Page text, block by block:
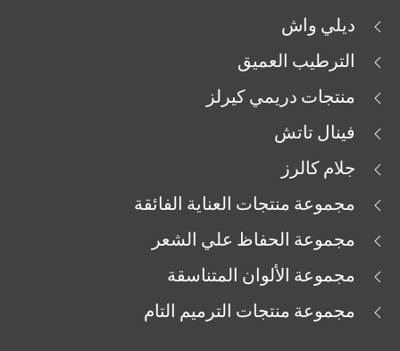
ديلي واش
الترطيب العميق
منتجات دريمي كيرلز
فينال تاتش
جلام كالرز
مجموعة منتجات العناية الفائقة
مجموعة الحفاظ علي الشعر
مجموعة الألوان المتناسقة
مجموعة منتجات الترميم التام